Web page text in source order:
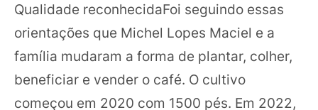
Qualidade reconhecidaFoi seguindo essas
orientações que Michel Lopes Maciel e a
família mudaram a forma de plantar, colher,
beneficiar e vender o café. O cultivo
começou em 2020 com 1500 pés. Em 2022,